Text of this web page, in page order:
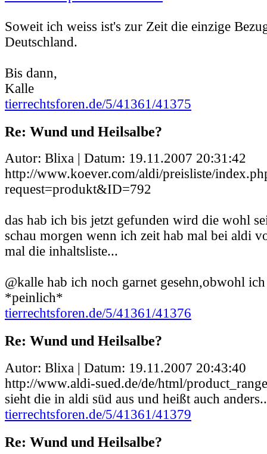
Soweit ich weiss ist's zur Zeit die einzige
Deutschland.
Bis dann,
Kalle
tierrechtsforen.de/5/41361/41375
Re: Wund und Heilsalbe?
Autor: Blixa | Datum: 19.11.2007 20:31:42
http://www.koever.com/aldi/preisliste/
request=produkt&ID=792
das hab ich bis jetzt gefunden wird die wohl
schau morgen wenn ich zeit hab mal bei aldi
mal die inhaltsliste...
@kalle hab ich noch garnet gesehn,obwohl
*peinlich*
tierrechtsforen.de/5/41361/41376
Re: Wund und Heilsalbe?
Autor: Blixa | Datum: 19.11.2007 20:43:40
http://www.aldi-sued.de/de/html/
sieht die in aldi süd aus und heißt auch
tierrechtsforen.de/5/41361/41379
Re: Wund und Heilsalbe?